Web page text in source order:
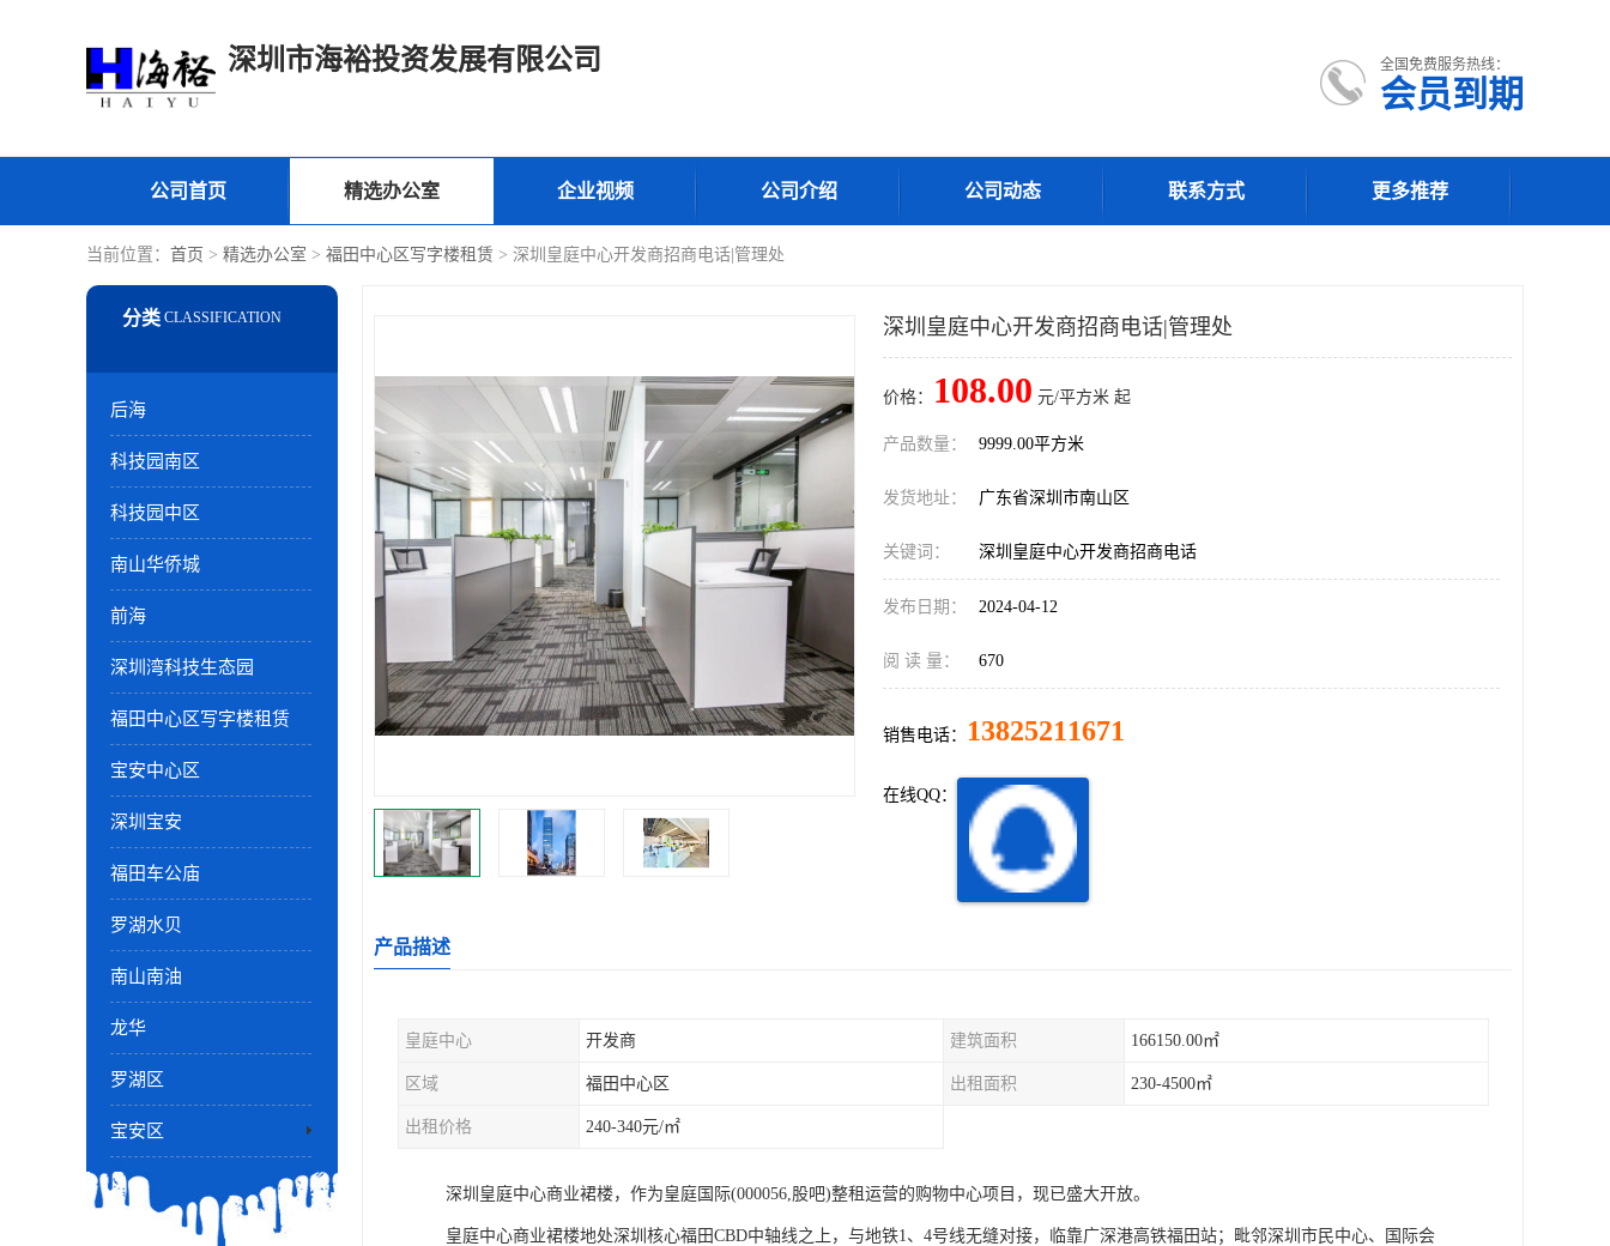
深圳市海裕投资发展有限公司 全国免费服务热线：
会员到期
公司首页 精选办公室 企业视频 公司介绍 公司动态 联系方式 更多推荐
当前位置： 首页 > 精选办公室 > 福田中心区写字楼租赁 > 深圳皇庭中心开发商招商电话|管理处
后海
科技园南区
科技园中区
南山华侨城
前海
深圳湾科技生态园
福田中心区写字楼租赁
宝安中心区
深圳宝安
福田车公庙
罗湖水贝
南山南油
龙华
罗湖区
宝安区
深圳皇庭中心开发商招商电话|管理处
价格： 108.00 元/平方米 起
产品数量： 9999.00平方米
发货地址： 广东省深圳市南山区
关键词： 深圳皇庭中心开发商招商电话
发布日期： 2024-04-12
阅 读 量： 670
销售电话： 13825211671
在线QQ：
产品描述
皇庭中心 开发商 建筑面积 166150.00㎡
区域 福田中心区 出租面积 230-4500㎡
出租价格 240-340元/㎡
深圳皇庭中心商业裙楼，作为皇庭国际(000056,股吧)整租运营的购物中心项目，现已盛大开放。
皇庭中心商业裙楼地处深圳核心福田CBD中轴线之上，与地铁1、4号线无缝对接，临靠广深港高铁福田站；毗邻深圳市民中心、国际会